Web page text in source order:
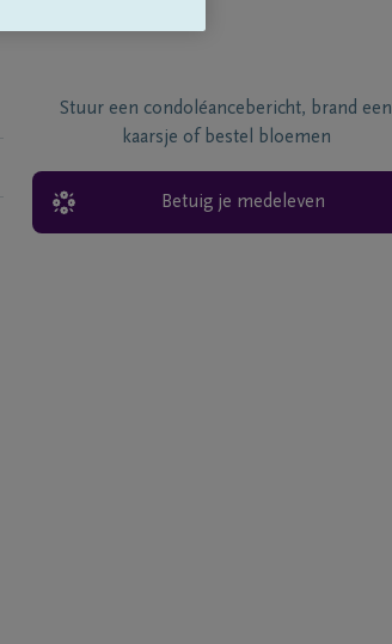
Stuur een condoléancebericht, brand een
kaarsje of bestel bloemen
Betuig je medeleven